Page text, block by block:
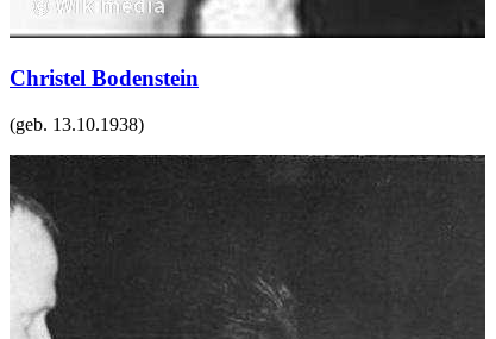
Christel Bodenstein
(geb. 13.10.1938)